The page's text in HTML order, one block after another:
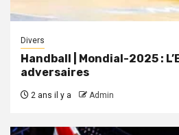
Divers
Handball | Mondial-2025 :
adversaires
2 ans il y a Admin